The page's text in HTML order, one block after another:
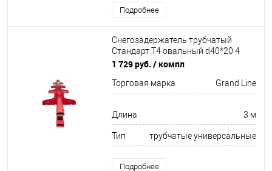
Подробнее
Снегозадержатель трубчатый
Стандарт Т4 овальный d40*20 4
кронштейна
3000мм Grand Line
1 729 руб. / компл
Торговая марка Grand Line
Длина 3 м
Тип трубчатые универсальные
Подробнее